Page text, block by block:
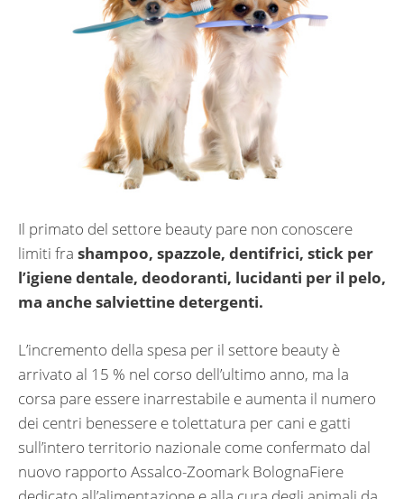
Il primato del settore beauty pare non conoscere
limiti fra shampoo, spazzole, dentifrici, stick per
l’igiene dentale, deodoranti, lucidanti per il pelo,
ma anche salviettine detergenti.
L’incremento della spesa per il settore beauty è
arrivato al 15 % nel corso dell’ultimo anno, ma la
corsa pare essere inarrestabile e aumenta il numero
dei centri benessere e tolettatura per cani e gatti
sull’intero territorio nazionale come confermato dal
nuovo rapporto Assalco-Zoomark BolognaFiere